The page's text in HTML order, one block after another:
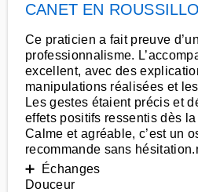
CANET EN
Ce praticien a fait preuve
professionnalisme.
excellent, avec des
manipulations réalisées et
Les gestes étaient précis et
effets positifs ressentis dès
Calme et agréable, c’est un
recommande sans
➕ Échanges
Douceur